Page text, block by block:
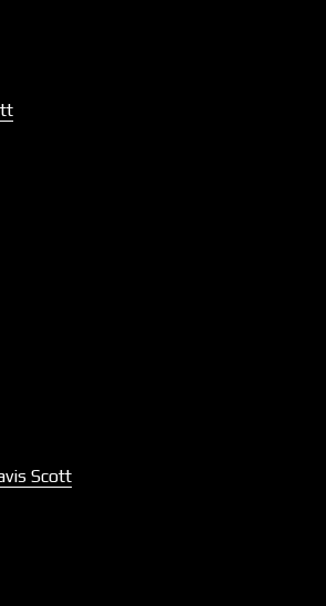
Scott